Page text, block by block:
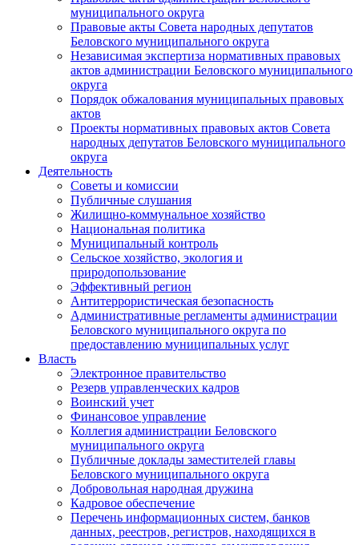
муниципального округа
Правовые акты Совета народных депутатов
Беловского муниципального округа
Независимая экспертиза нормативных правовых
актов администрации Беловского муниципального
округа
Порядок обжалования муниципальных правовых
актов
Проекты нормативных правовых актов Совета
народных депутатов Беловского муниципального
округа
Деятельность
Советы и комиссии
Публичные слушания
Жилищно-коммунальное хозяйство
Национальная политика
Муниципальный контроль
Сельское хозяйство, экология и
природопользование
Эффективный регион
Антитеррористическая безопасность
Административные регламенты администрации
Беловского муниципального округа по
предоставлению муниципальных услуг
Власть
Электронное правительство
Резерв управленческих кадров
Воинский учет
Финансовое управление
Коллегия администрации Беловского
муниципального округа
Публичные доклады заместителей главы
Беловского муниципального округа
Добровольная народная дружина
Кадровое обеспечение
Перечень информационных систем, банков
данных, реестров, регистров, находящихся в